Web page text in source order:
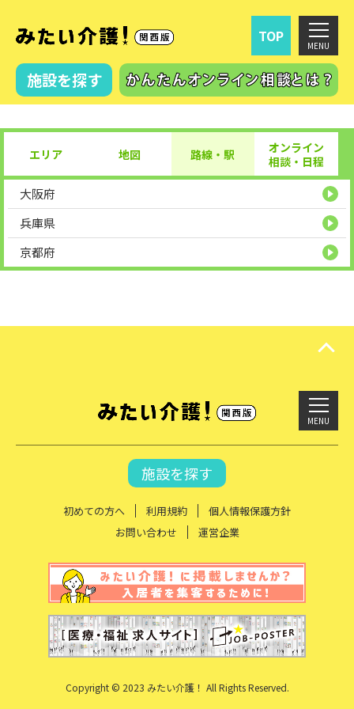
TOP
施設を探す
MENU
エリア 地図 路線・駅
オンライン
相談 ・ 日程
関西
大阪府
兵庫県
京都府
MENU
施設を探す
初めての方へ 利用規約
個人情報保護方針
お問い合わせ
運営企業
Copyright © 2023 みたい介護！ All Rights Reserved.